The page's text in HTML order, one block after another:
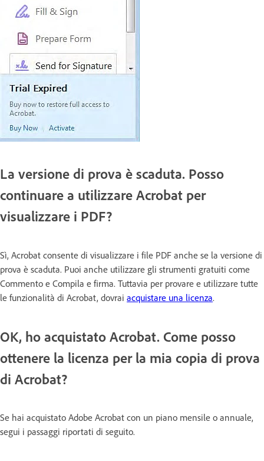
La versione di prova è scaduta. Posso
continuare a utilizzare Acrobat per
visualizzare i PDF?
Sì, Acrobat consente di visualizzare i file PDF anche se la versione di
prova è scaduta. Puoi anche utilizzare gli strumenti gratuiti come
Commento e Compila e firma. Tuttavia per provare e utilizzare tutte
le funzionalità di Acrobat, dovrai acquistare una licenza.
OK, ho acquistato Acrobat. Come posso
ottenere la licenza per la mia copia di prova
di Acrobat?
Se hai acquistato Adobe Acrobat con un piano mensile o annuale,
segui i passaggi riportati di seguito.